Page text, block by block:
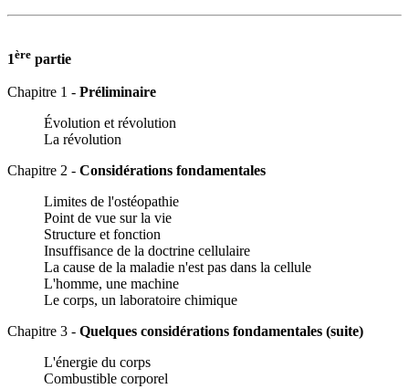
1ère partie
Chapitre 1 - Préliminaire
Évolution et révolution
La révolution
Chapitre 2 - Considérations fondamentales
Limites de l'ostéopathie
Point de vue sur la vie
Structure et fonction
Insuffisance de la doctrine cellulaire
La cause de la maladie n'est pas dans la cellule
L'homme, une machine
Le corps, un laboratoire chimique
Chapitre 3 - Quelques considérations fondamentales (suite)
L'énergie du corps
Combustible corporel